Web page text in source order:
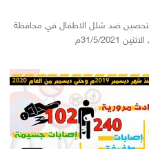
للتحصين ضد شلل الاطفال في محافظة